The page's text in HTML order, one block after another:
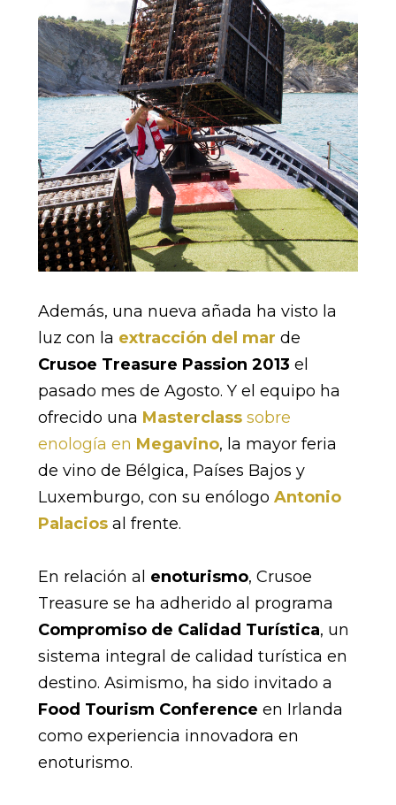
Además, una nueva añada ha visto la
luz con la extracción del mar de
Crusoe Treasure Passion 2013 el
pasado mes de Agosto. Y el equipo ha
ofrecido una Masterclasssobre
enología en Megavino, la mayor feria
de vino de Bélgica, Países Bajos y
Luxemburgo, con su enólogo Antonio
Palaciosal frente.
En relación al enoturismo, Crusoe
Treasure se ha adherido al programa
Compromiso de Calidad Turística, un
sistema integral de calidad turística en
destino. Asimismo, ha sido invitado a
Food Tourism Conference en Irlanda
como experiencia innovadora en
enoturismo.